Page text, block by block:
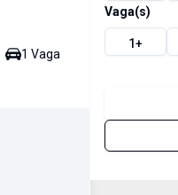
1 Vaga
Vaga(s)
1+